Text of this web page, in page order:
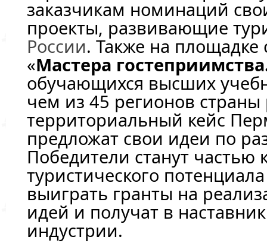
заказчикам номинаций
проекты, развивающие
России. Также на площадке
«Мастера
обучающихся высших
чем из 45 регионов
территориальный кейс
предложат свои идеи по
Победители станут частью
туристического
выиграть гранты на
идей и получат в
индустрии.